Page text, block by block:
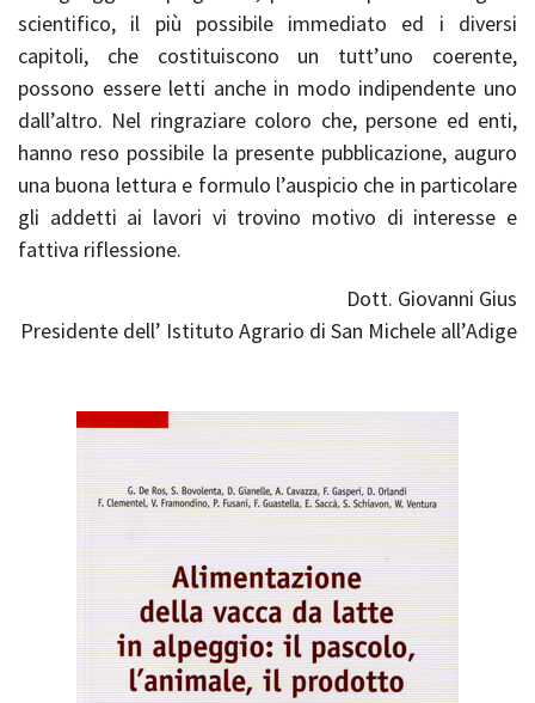
scientifico, il più possibile immediato ed i diversi
capitoli, che costituiscono un tutt’uno coerente,
possono essere letti anche in modo indipendente uno
dall’altro. Nel ringraziare coloro che, persone ed enti,
hanno reso possibile la presente pubblicazione, auguro
una buona lettura e formulo l’auspicio che in particolare
gli addetti ai lavori vi trovino motivo di interesse e
fattiva riflessione.
Dott. Giovanni Gius
Presidente dell’ Istituto Agrario di San Michele all’Adige